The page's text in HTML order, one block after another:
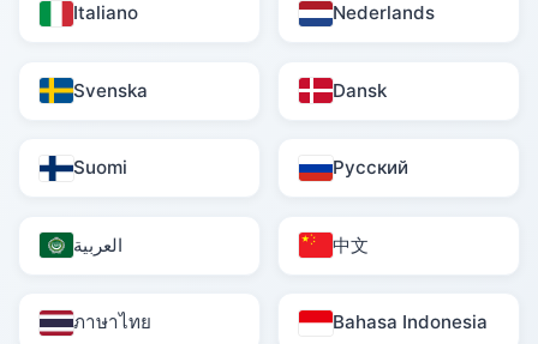
Italiano Nederlands
Svenska Dansk
Suomi Русский
العربية 中文
ภาษาไทย Bahasa Indonesia